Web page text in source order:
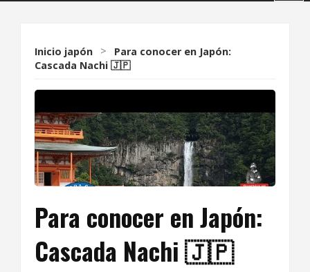
Inicio japón >
Para conocer en Japón:
Cascada Nachi 🇯🇵
Para conocer en Japón:
Cascada Nachi 🇯🇵